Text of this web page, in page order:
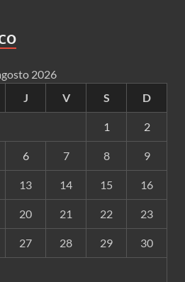
2026
J V S D
1 2
6 7 8 9
13 14 15 16
20 21 22 23
27 28 29 30